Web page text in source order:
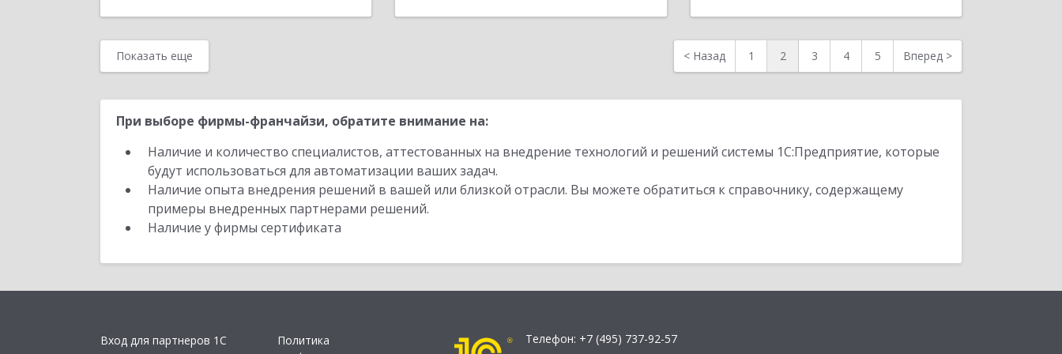
Показать еще < Назад 1 2 3 4 5 Вперед >
При выборе фирмы-франчайзи, обратите внимание на:
Наличие и количество специалистов, аттестованных на внедрение технологий и решений системы 1С:Предприятие, которые
будут использоваться для автоматизации ваших задач.
Наличие опыта внедрения решений в вашей или близкой отрасли. Вы можете обратиться к справочнику, содержащему
примеры внедренных партнерами решений.
Наличие у фирмы сертификата
Вход для партнеров 1С
Политика
Телефон: +7 (495) 737-92-57